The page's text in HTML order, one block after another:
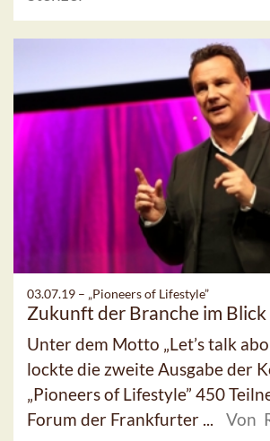
03.07.19 – „Pioneers of Lifestyle”
Zukunft der Branche im Blick
Unter dem Motto „Let’s talk
lockte die zweite Ausgabe der
„Pioneers of Lifestyle” 450
Forum der Frankfurter ...
Von